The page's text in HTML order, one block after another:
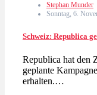
Stephan Munder
Sonntag, 6.
Schweiz: Republica
Republica hat den
geplante
erhalten.…